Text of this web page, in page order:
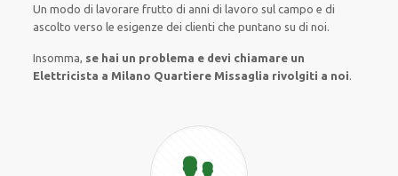
Un modo di lavorare frutto di anni di lavoro sul campo e di
ascolto verso le esigenzedei clienti che puntano su di noi.
Insomma, se hai un problema e devi chiamare un
Elettricista a Milano Quartiere Missaglia rivolgiti a noi.